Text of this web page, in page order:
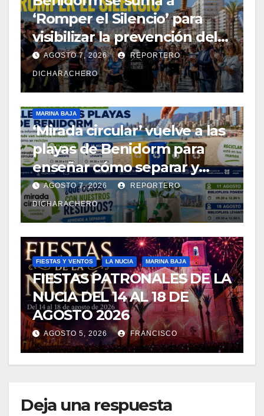
‘Romper el Silencio’ para
visibilizar la prevención del
suicidio
AGOSTO 7, 2026 REPORTERO
DICHARACHERO
MARINA BAJA
‘Mirada circular’ vuelve a las
playas de Benidorm para
enseñar cómo separar y
reciclar los residuos
AGOSTO 7, 2026 REPORTERO
DICHARACHERO
FIESTAS Y VENTOS LA NUCIA MARINA BAJA
FIESTAS PATRONALES DE LA
NUCIA DEL 14 AL 18 DE
AGOSTO 2026
AGOSTO 5, 2026 FRANCISCO
Deja una respuesta